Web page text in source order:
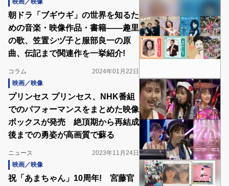
映画／映像
朝ドラ「ブギウギ」の世界を知るた
めの音楽・映像作品・書籍――趣里
の歌、笠置シヅ子と服部良一の原
曲、伝記まで関連作を一挙紹介!
コラム
2024年01月22日
映画／映像
プリンセス プリンセス、NHK番組
でのパフォーマンスをまとめた映像
ボックスが発売 絶頂期から再結成
後までの勇姿が高画質で蘇る
ニュース
2023年11月24日
映画／映像
祝「あまちゃん」10周年! 宮藤官